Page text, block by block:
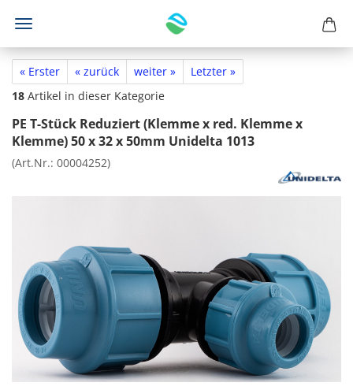
« Erster « zurück weiter »
Letzter »
18 Artikel in dieser Kategorie
PE T-Stück Reduziert (Klemme x red. Klemme x
Klemme) 50 x 32 x 50mm Unidelta 1013
(Art.Nr.: 00004252)